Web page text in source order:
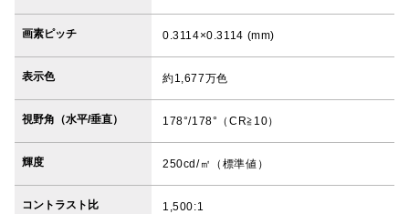
画素ピッチ 0.3114×0.3114 (mm)
表示色 約1,677万色
視野角（水平/垂直） 178°/178°（CR≧10）
輝度 250cd/㎡（標準値）
コントラスト比 1,500:1